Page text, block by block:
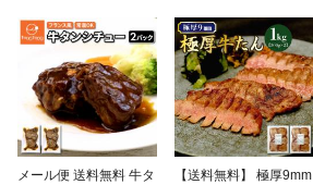
メール便 送料無料 牛タ
【送料無料】 極厚9mm